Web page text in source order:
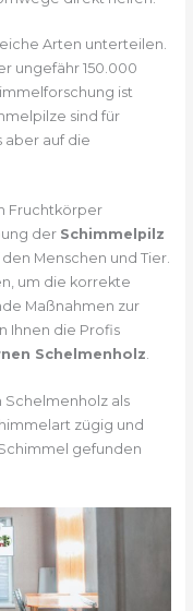
Arten unterteilen.
ungefähr 150.000
ist
sind für
aber auf die
Fruchtkörper
der Schimmelpilz
Menschen und Tier.
um die korrekte
Maßnahmen zur
Ihnen die Profis
Schelmenholz.
als
zügig und
gefunden